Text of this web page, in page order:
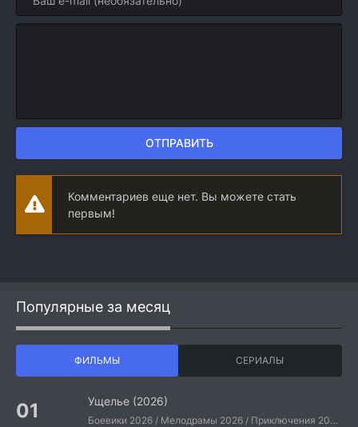
ОТПРАВИТЬ
Комментариев еще нет. Вы можете стать
первым!
Популярные за месяц
ФИЛЬМЫ СЕРИАЛЫ
Ущелье (2026)
Боевики 2026 / Мелодрамы 2026 / Приключения 2026 / Ужасы 2026 / Фантастические 2026 / Зарубежные фильмы 2026 / Американские фильмы / Фильмы 2026